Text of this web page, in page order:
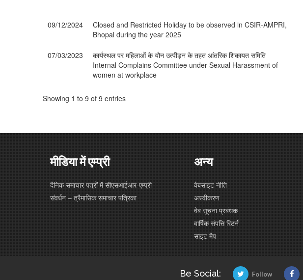
09/12/2024
Closed and Restricted Holiday to be observed in CSIR-AMPRI,
Bhopal during the year 2025
07/03/2023
कार्यस्थल पर महिलाओं के यौन उत्पीड़न के तहत आंतरिक शिकायत समिति
Internal Complains Committee under Sexual Harassment of
women at workplace
Showing 1 to 9 of 9 entries
मीडिया में एम्प्री
दैनिक समाचार पत्रों में सीएसआईआर-एम्प्री
संवर्धन – त्रैमासिक समाचार पत्रिका
अन्य
वेबसाइट नीति
अस्वीकरण
वेब सूचना प्रबंधक
वार्षिक संपत्ति रिटर्न
साइट मैप
Be Social: Follow